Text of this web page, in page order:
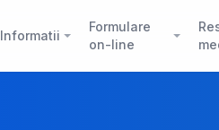
Informatii
Formulare
on-line